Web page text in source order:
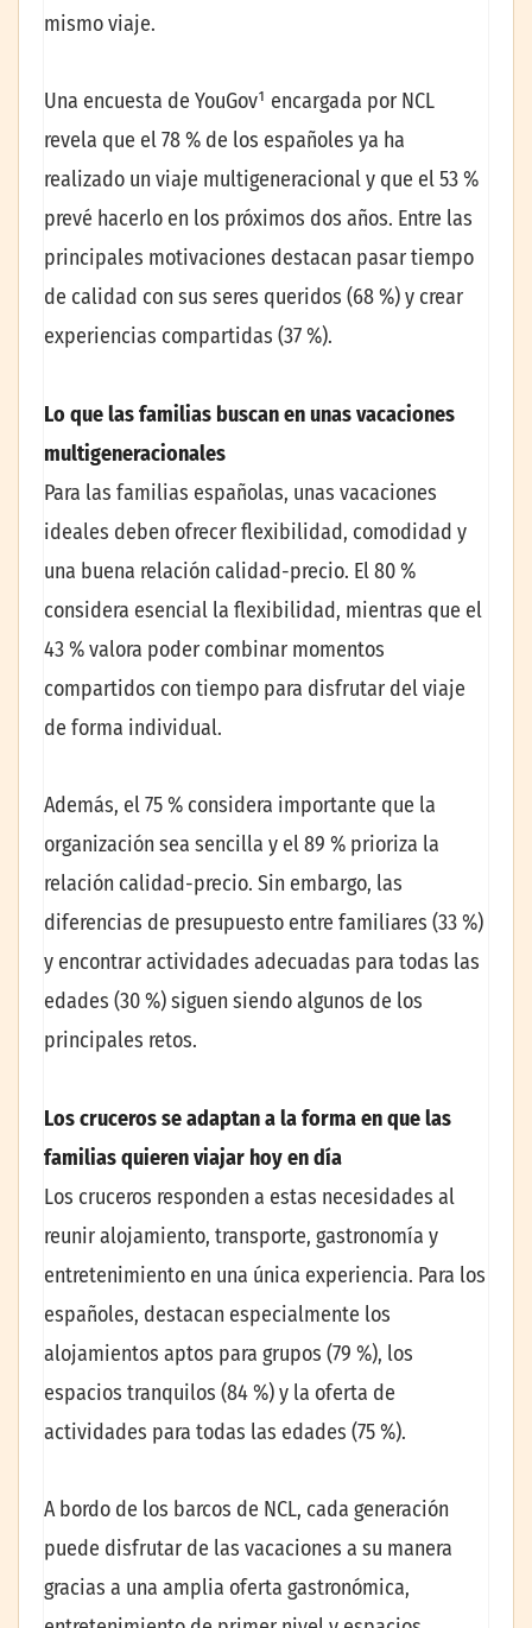
mismo viaje.
Una encuesta de YouGov¹ encargada por NCL
revela que el 78 % de los españoles ya ha
realizado un viaje multigeneracional y que el 53 %
prevé hacerlo en los próximos dos años. Entre las
principales motivaciones destacan pasar tiempo
de calidad con sus seres queridos (68 %) y crear
experiencias compartidas (37 %).
Lo que las familias buscan en unas vacaciones
multigeneracionales
Para las familias españolas, unas vacaciones
ideales deben ofrecer flexibilidad, comodidad y
una buena relación calidad-precio. El 80 %
considera esencial la flexibilidad, mientras que el
43 % valora poder combinar momentos
compartidos con tiempo para disfrutar del viaje
de forma individual.
Además, el 75 % considera importante que la
organización sea sencilla y el 89 % prioriza la
relación calidad-precio. Sin embargo, las
diferencias de presupuesto entre familiares (33 %)
y encontrar actividades adecuadas para todas las
edades (30 %) siguen siendo algunos de los
principales retos.
Los cruceros se adaptan a la forma en que las
familias quieren viajar hoy en día
Los cruceros responden a estas necesidades al
reunir alojamiento, transporte, gastronomía y
entretenimiento en una única experiencia. Para los
españoles, destacan especialmente los
alojamientos aptos para grupos (79 %), los
espacios tranquilos (84 %) y la oferta de
actividades para todas las edades (75 %).
A bordo de los barcos de NCL, cada generación
puede disfrutar de las vacaciones a su manera
gracias a una amplia oferta gastronómica,